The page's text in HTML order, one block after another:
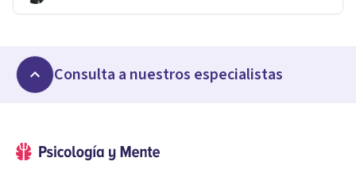
Consulta a nuestros especialistas